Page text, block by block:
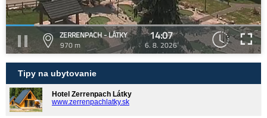
ZERRENPACH - LÁTKY
970 m
14:07
6. 8. 2026
Tipy na ubytovanie
Hotel Zerrenpach Látky
www.zerrenpachlatky.sk